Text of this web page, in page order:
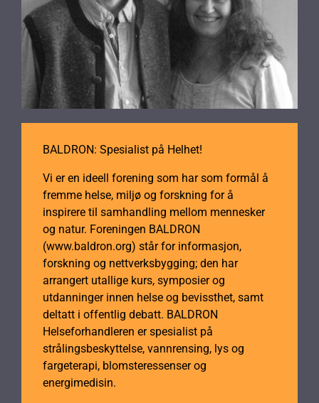
BALDRON: Spesialist på Helhet!
Vi er en ideell forening som har som formål å
fremme helse, miljø og forskning for å
inspirere til samhandling mellom mennesker
og natur. Foreningen BALDRON
(www.baldron.org) står for informasjon,
forskning og nettverksbygging; den har
arrangert utallige kurs, symposier og
utdanninger innen helse og bevissthet, samt
deltatt i offentlig debatt. BALDRON
Helseforhandleren er spesialist på
strålingsbeskyttelse, vannrensing, lys og
fargeterapi, blomsteressenser og
energimedisin.